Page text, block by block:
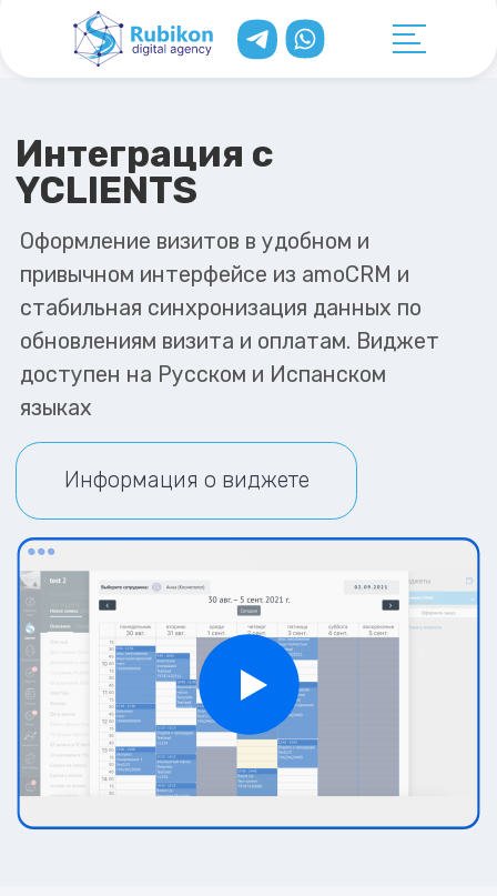
YCLIENTS
Оформление визитов в удобном и
привычном интерфейсе из amoCRM и
обновлениям визита и оплатам. Виджет
доступен на Русском и Испанском
языках
Информация о виджете